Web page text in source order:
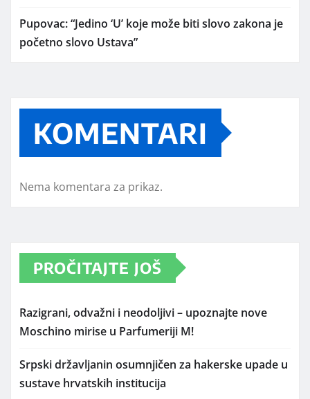
Pupovac: “Jedino ‘U’ koje može biti slovo zakona je
početno slovo Ustava”
KOMENTARI
Nema komentara za prikaz.
PROČITAJTE JOŠ
Razigrani, odvažni i neodoljivi – upoznajte nove
Moschino mirise u Parfumeriji M!
Srpski državljanin osumnjičen za hakerske upade u
sustave hrvatskih institucija